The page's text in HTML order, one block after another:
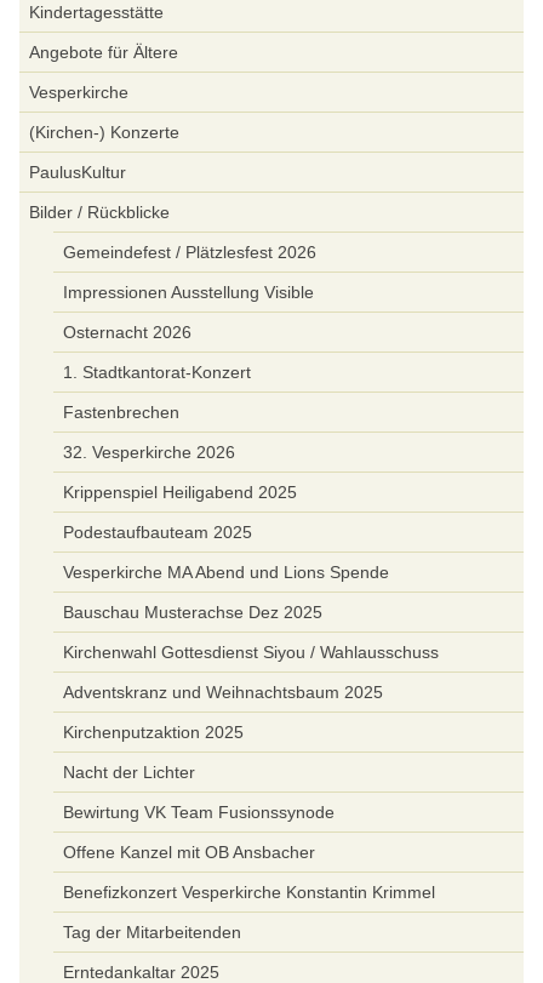
Kindertagesstätte
Angebote für Ältere
Vesperkirche
(Kirchen-) Konzerte
PaulusKultur
Bilder / Rückblicke
Gemeindefest / Plätzlesfest 2026
Impressionen Ausstellung Visible
Osternacht 2026
1. Stadtkantorat-Konzert
Fastenbrechen
32. Vesperkirche 2026
Krippenspiel Heiligabend 2025
Podestaufbauteam 2025
Vesperkirche MA Abend und Lions Spende
Bauschau Musterachse Dez 2025
Kirchenwahl Gottesdienst Siyou / Wahlausschuss
Adventskranz und Weihnachtsbaum 2025
Kirchenputzaktion 2025
Nacht der Lichter
Bewirtung VK Team Fusionssynode
Offene Kanzel mit OB Ansbacher
Benefizkonzert Vesperkirche Konstantin Krimmel
Tag der Mitarbeitenden
Erntedankaltar 2025